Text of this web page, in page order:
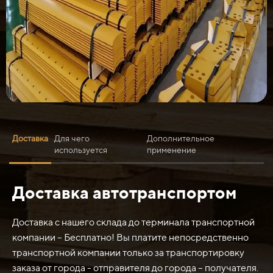
Доставка
Для чего
используется
Дополнительное
применение
Доставка автотранспортом
Доставка с нашего склада до терминала транспортной
компании – Бесплатно! Вы платите непосредственно
транспортной компании только за транспортировку
заказа от города - отправителя до города – получателя.
Нож средний 1826х200х20 ст.65Г может быть
использован для различных целей в зависимости от его
конструкции и применения. Вот некоторые возможные
применения:
1. Кухонное использование: этот нож может